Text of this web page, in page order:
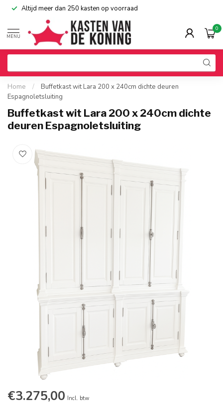
Altijd meer dan 250 kasten op voorraad
MENU
0
Home /
Buffetkast wit Lara 200 x 240cm dichte deuren
Espagnoletsluiting
Buffetkast wit Lara 200 x 240cm dichte
deuren Espagnoletsluiting
€3.275,00 Incl. btw